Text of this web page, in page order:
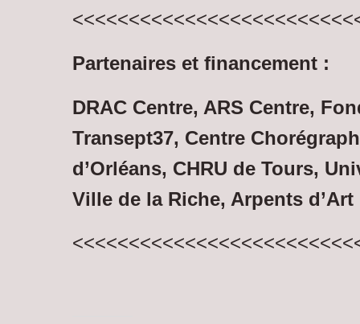
Partenaires et financement :
DRAC Centre, ARS Centre,
Transept37, Centre
d’Orléans, CHRU de Tours,
Ville de la Riche, Arpents d’Art